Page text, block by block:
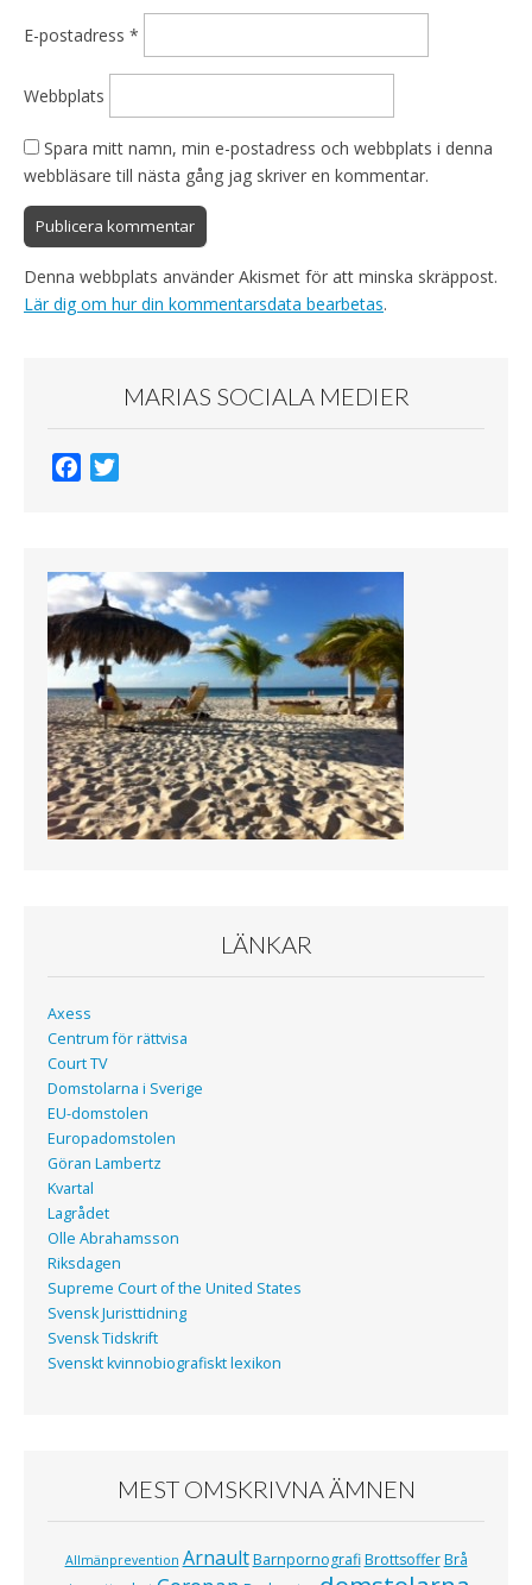
E-postadress *
Webbplats
Spara mitt namn, min e-postadress och webbplats i denna
webbläsare till nästa gång jag skriver en kommentar.
Denna webbplats använder Akismet för att minska skräppost.
Lär dig om hur din kommentarsdata bearbetas.
MARIAS SOCIALA MEDIER
b
o
o
k
t
e
r
LÄNKAR
Axess
Centrum för rättvisa
Court TV
Domstolarna i Sverige
EU-domstolen
Europadomstolen
Göran Lambertz
Kvartal
Lagrådet
Olle Abrahamsson
Riksdagen
Supreme Court of the United States
Svensk Juristtidning
Svensk Tidskrift
Svenskt kvinnobiografiskt lexikon
MEST OMSKRIVNA ÄMNEN
Allmänprevention Arnault Barnpornografi Brottsoffer Brå